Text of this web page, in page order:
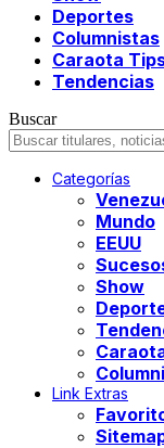
Deportes
Columnistas
Caraota
Tendencias
Buscar
Categorías
Mundo
EEUU
Show
Link Extras